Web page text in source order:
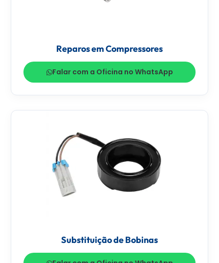
Reparos em Compressores
Falar com a Oficina no WhatsApp
Substituição de Bobinas